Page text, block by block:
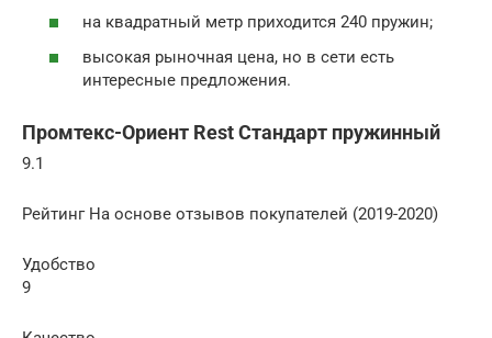
на квадратный метр приходится 240 пружин;
высокая рыночная цена, но в сети есть
интересные предложения.
Промтекс-Ориент Rest Стандарт пружинный
9.1
Рейтинг На основе отзывов покупателей (2019-2020)
Удобство
9